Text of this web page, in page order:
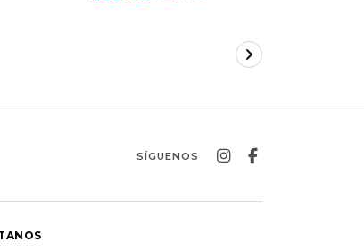
SÍGUENOS